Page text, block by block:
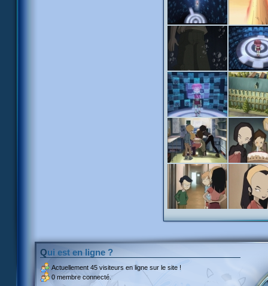
Qui est en ligne ?
Actuellement 45 visiteurs en ligne sur le site !
0 membre connecté.